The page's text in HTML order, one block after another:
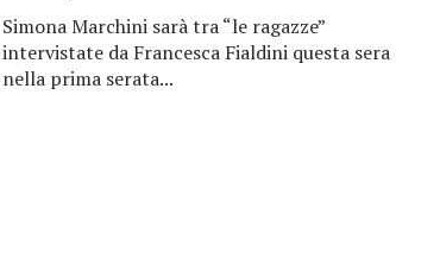
Simona Marchini sarà tra “le ragazze”
intervistate da Francesca Fialdini questa sera
nella prima serata...